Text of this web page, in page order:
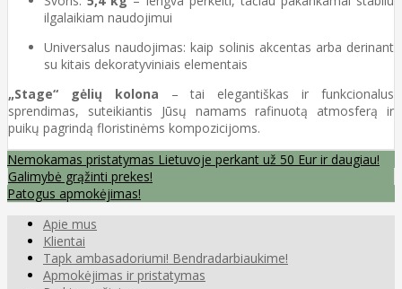
ilgalaikiam naudojimui
Universalus naudojimas: kaip solinis akcentas arba derinant
su kitais dekoratyviniais elementais
„Stage“ gėlių kolona – tai elegantiškas ir funkcionalus
sprendimas, suteikiantis Jūsų namams rafinuotą atmosferą ir
puikų pagrindą floristinėms kompozicijoms.
Nemokamas pristatymas Lietuvoje perkant už 50 Eur ir daugiau!
Galimybė grąžinti prekes!
Patogus apmokėjimas!
Apie mus
Klientai
Tapk ambasadoriumi! Bendradarbiaukime!
Apmokėjimas ir pristatymas